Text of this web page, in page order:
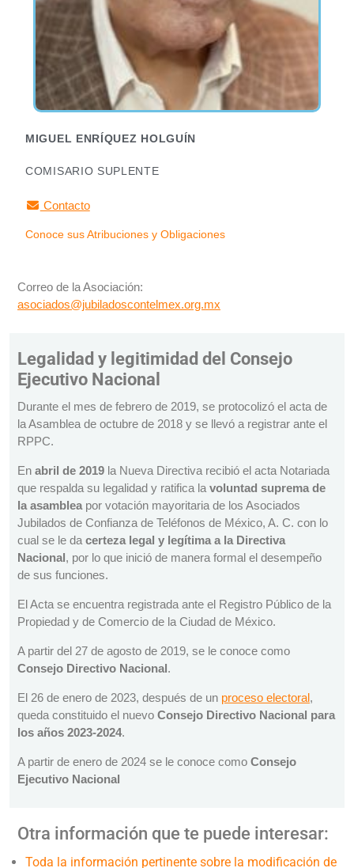
MIGUEL ENRÍQUEZ HOLGUÍN
COMISARIO SUPLENTE
Contacto
Conoce sus Atribuciones y Obligaciones
Correo de la Asociación:
asociados@jubiladoscontelmex.org.mx
Legalidad y legitimidad del Consejo
Ejecutivo Nacional
Durante el mes de febrero de 2019, se protocolizó el acta de
la Asamblea de octubre de 2018 y se llevó a registrar ante el
RPPC.
En abril de 2019 la Nueva Directiva recibió el acta Notariada
que respalda su legalidad y ratifica la voluntad suprema de
la asamblea por votación mayoritaria de los Asociados
Jubilados de Confianza de Teléfonos de México, A. C. con lo
cual se le da certeza legal y legítima a la Directiva
Nacional, por lo que inició de manera formal el desempeño
de sus funciones.
El Acta se encuentra registrada ante el Registro Público de la
Propiedad y de Comercio de la Ciudad de México.
A partir del 27 de agosto de 2019, se le conoce como
Consejo Directivo Nacional.
El 26 de enero de 2023, después de un proceso electoral,
queda constituido el nuevo Consejo Directivo Nacional para
los años 2023-2024.
A partir de enero de 2024 se le conoce como Consejo
Ejecutivo Nacional
Otra información que te puede interesar:
Toda la información pertinente sobre la modificación de